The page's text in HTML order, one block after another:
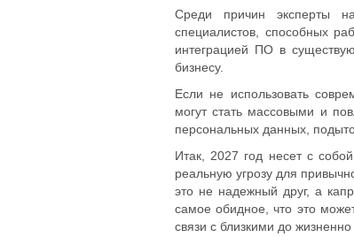
Среди причин эксперты
специалистов, способных
интеграцией ПО в
бизнесу.
Если не использовать
могут стать массовыми и
персональных данных,
Итак, 2027 год несет с
реальную угрозу для
это не надежный друг, а
самое обидное, что это
связи с близкими до